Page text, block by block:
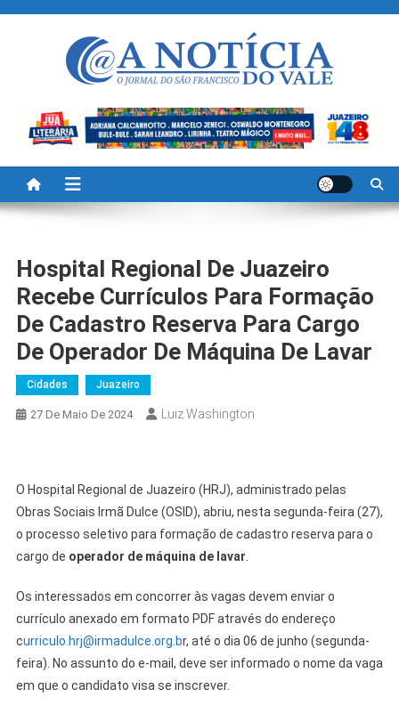
A Noticia Do Vale
Hospital Regional De Juazeiro
Recebe Currículos Para Formação
De Cadastro Reserva Para Cargo
De Operador De Máquina De Lavar
Cidades Juazeiro
27 De Maio De 2024 Luiz Washington
O Hospital Regional de Juazeiro (HRJ), administrado pelas
Obras Sociais Irmã Dulce (OSID), abriu, nesta segunda-feira (27),
o processo seletivo para formação de cadastro reserva para o
cargo de operador de máquina de lavar.
Os interessados em concorrer às vagas devem enviar o
currículo anexado em formato PDF através do endereço
curriculo.hrj@irmadulce.org.br, até o dia 06 de junho (segunda-
feira). No assunto do e-mail, deve ser informado o nome da vaga
em que o candidato visa se inscrever.